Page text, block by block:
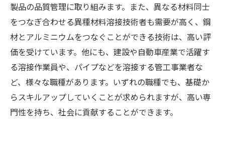
製品の品質管理に取り組みます。また、異なる材料同士
をつなぎ合わせる異種材料溶接技術者も需要が高く、鋼
材とアルミニウムをつなぐことができる技術は、高い評
価を受けています。他にも、建設や自動車産業で活躍す
る溶接作業員や、パイプなどを溶接する管工事業者な
ど、様々な職種があります。いずれの職種でも、基礎か
らスキルアップしていくことが求められますが、高い専
門性を持ち、社会に貢献することができます。